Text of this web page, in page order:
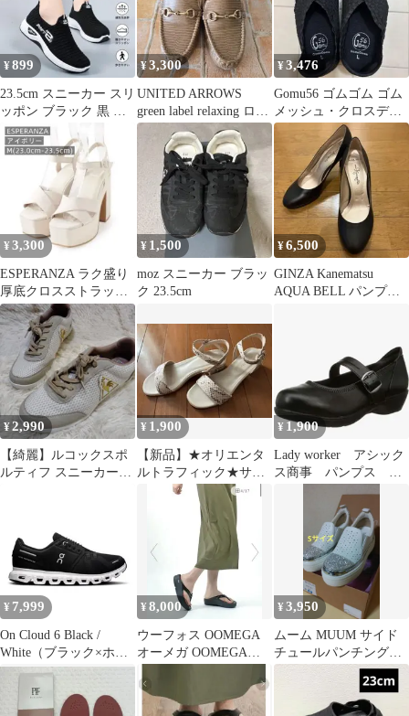
¥899
23.5cm スニーカー スリ
ッポン ブラック 黒 レ
ディース 運動靴 スポー
ツ
¥3,300
UNITED ARROWS
green label relaxing ロー
ファー
¥3,476
Gomu56 ゴムゴム ゴム
メッシュ・クロスデザ
インシューズ ブラッ
¥ 3,300
ESPERANZA ラク盛り
厚底クロスストラップ
サンダル アイボリー M
¥ 1,500
moz スニーカー ブラッ
ク 23.5cm
¥6,500
GINZA Kanematsu
AQUA BELL パンプス
¥2,990
【綺麗】ルコックスポ
ルティフ スニーカー
¥ 1,900
【新品】★オリエンタ
ルトラフィック★サン
ダル パイソン柄★Sサ
¥ 1,900
Lady worker アシック
ス商事 パンプス
¥ 7,999
On Cloud 6 Black /
White（ブラック×ホワ
イト）
¥8,000
ウーフォス OOMEGA
オーメガ OOMEGA
¥3,950
ムーム MUUM サイド
チュールパンチングス
リッポンスニーカー